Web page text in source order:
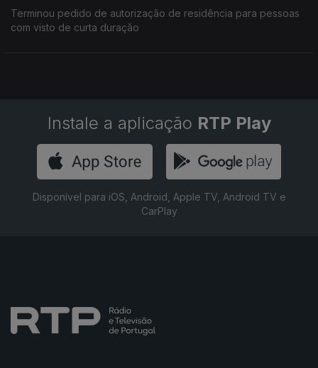
Terminou pedido de autorização de residência para pessoas
com visto de curta duração
Instale a aplicação RTP Play
Disponível para iOS, Android, Apple TV, Android TV e
CarPlay